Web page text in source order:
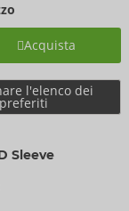
Acquista
l'elenco dei
preferiti
Sleeve